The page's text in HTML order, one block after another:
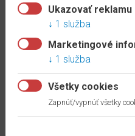
stranné priznané drážky po
jednotlivých podlahových dosiek.
Výhody:
teplá a tichá podlaha vďaka
Ukazovať reklamu
1 služba
Marketingové
1 služba
Všetky cookies
Zapnúť/vypnúť všetky